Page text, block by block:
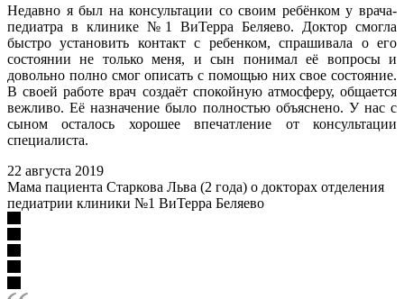
Недавно я был на консультации со своим ребёнком у врача-
педиатра в клинике №1 ВиТерра Беляево. Доктор смогла
быстро установить контакт с ребенком, спрашивала о его
состоянии не только меня, и сын понимал её вопросы и
довольно полно смог описать с помощью них свое состояние.
В своей работе врач создаёт спокойную атмосферу, общается
вежливо. Её назначение было полностью объяснено. У нас с
сыном осталось хорошее впечатление от консультации
специалиста.
22 августа 2019
Мама пациента Старкова Льва (2 года) о докторах отделения
педиатрии клиники №1 ВиТерра Беляево